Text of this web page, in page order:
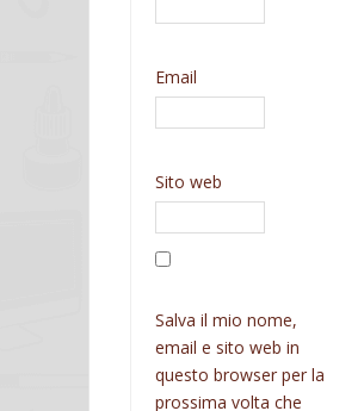
Email
Sito web
Salva il mio nome,
email e sito web in
questo browser per la
prossima volta che